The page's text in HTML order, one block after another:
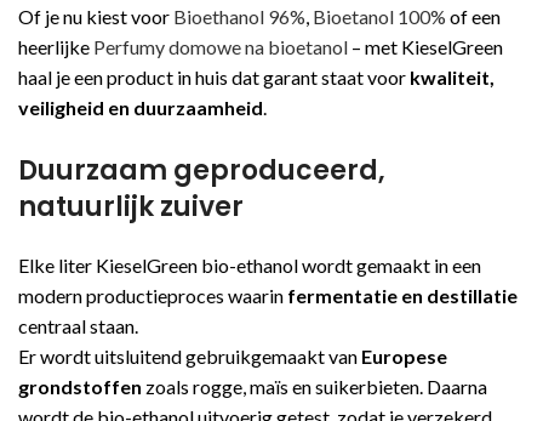
Of je nu kiest voor Bioethanol 96%, Bioetanol 100% of een
heerlijke Perfumy domowe na bioetanol – met KieselGreen
haal je een product in huis dat garant staat voor kwaliteit,
veiligheid en duurzaamheid.
Duurzaam geproduceerd,
natuurlijk zuiver
Elke liter KieselGreen bio-ethanol wordt gemaakt in een
modern productieproces waarin fermentatie en destillatie
centraal staan.
Er wordt uitsluitend gebruikgemaakt van Europese
grondstoffen zoals rogge, maïs en suikerbieten. Daarna